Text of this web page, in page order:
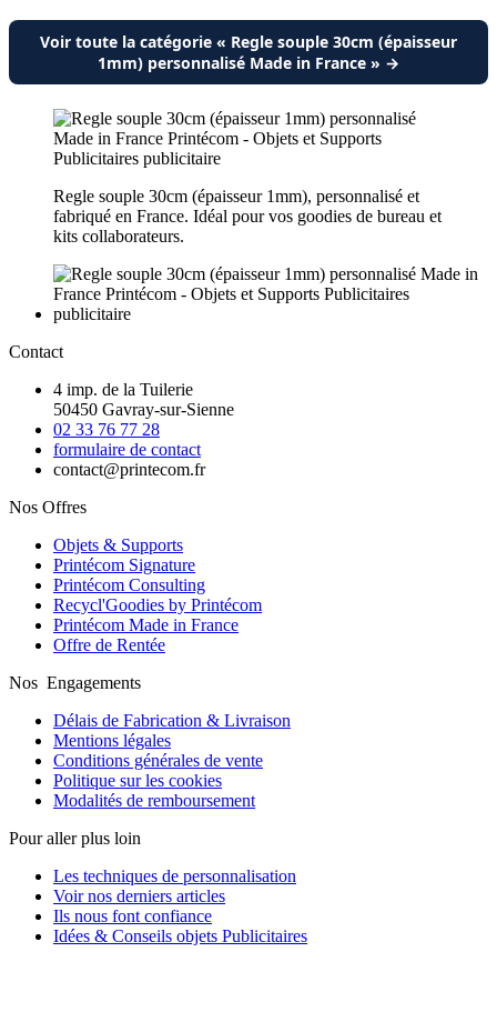
Voir toute la catégorie « Regle souple 30cm (épaisseur
1mm) personnalisé Made in France » →
Regle souple 30cm (épaisseur 1mm), personnalisé et
fabriqué en France. Idéal pour vos goodies de bureau et
kits collaborateurs.
Contact
4 imp. de la Tuilerie
50450 Gavray-sur-Sienne
02 33 76 77 28
formulaire de contact
contact@printecom.fr
Nos Offres
Objets & Supports
Printécom Signature
Printécom Consulting
Recycl'Goodies by Printécom
Printécom Made in France
Offre de Rentée
Nos Engagements
Délais de Fabrication & Livraison
Mentions légales
Conditions générales de vente
Politique sur les cookies
Modalités de remboursement
Pour aller plus loin
Les techniques de personnalisation
Voir nos derniers articles
Ils nous font confiance
Idées & Conseils objets Publicitaires